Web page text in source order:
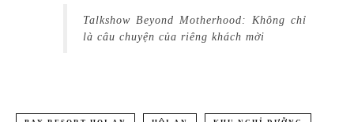
Talkshow Beyond Motherhood: Không chỉ
là câu chuyện của riêng khách mời